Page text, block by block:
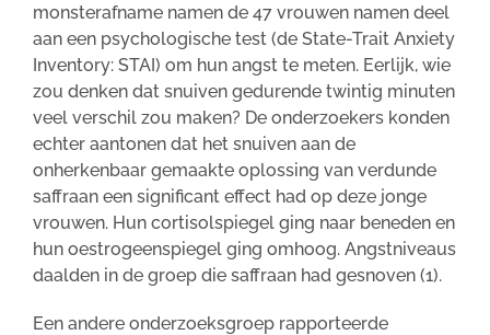
monsterafname namen de 47 vrouwen namen deel
aan een psychologische test (de State-Trait Anxiety
Inventory: STAI) om hun angst te meten. Eerlijk, wie
zou denken dat snuiven gedurende twintig minuten
veel verschil zou maken? De onderzoekers konden
echter aantonen dat het snuiven aan de
onherkenbaar gemaakte oplossing van verdunde
saffraan een significant effect had op deze jonge
vrouwen. Hun cortisolspiegel ging naar beneden en
hun oestrogeenspiegel ging omhoog. Angstniveaus
daalden in de groep die saffraan had gesnoven (1).
Een andere onderzoeksgroep rapporteerde